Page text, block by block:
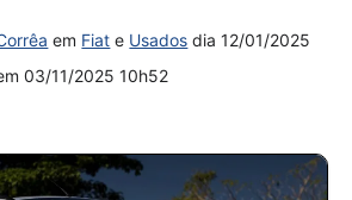
em Fiat e Usados dia12/01/2025
03/11/2025 10h52